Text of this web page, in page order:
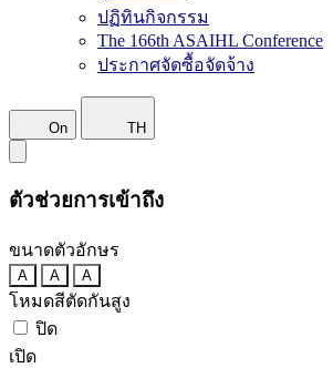
ปฏิทินกิจกรรม
The 166th ASAIHL Conference
ประกาศจัดซื้อจัดจ้าง
On TH
ตัวช่วยการเข้าถึง
ขนาดตัวอักษร
A A A
โหมดสีตัดกันสูง
ปิด
เปิด